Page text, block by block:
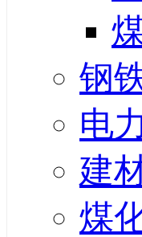
钢
电
建
煤